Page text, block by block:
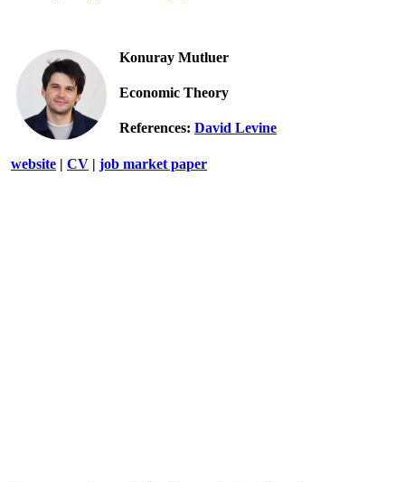
Konuray Mutluer
Economic Theory
References: David Levine
website | CV | job market paper